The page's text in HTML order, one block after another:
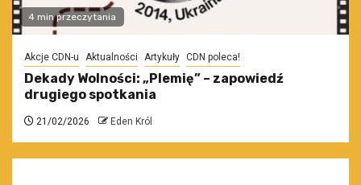
4 min przeczytania
Akcje CDN-u Aktualności Artykuły CDN poleca!
Dekady Wolności: „Plemię” – zapowiedź
drugiego spotkania
21/02/2026 Eden Król